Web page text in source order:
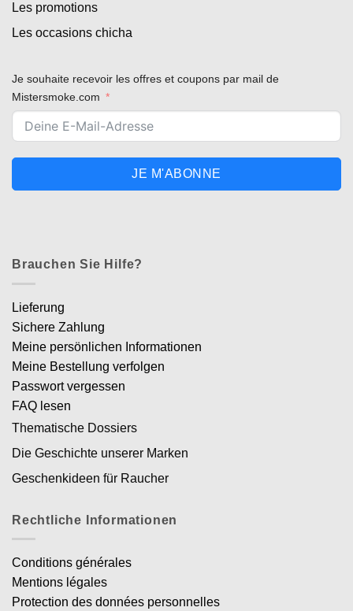
Les promotions
Les occasions chicha
Je souhaite recevoir les offres et coupons par mail de
Mistersmoke.com
JE M'ABONNE
Brauchen Sie Hilfe?
Lieferung
Sichere Zahlung
Meine persönlichen Informationen
Meine Bestellung verfolgen
Passwort vergessen
FAQ lesen
Thematische Dossiers
Die Geschichte unserer Marken
Geschenkideen für Raucher
Rechtliche Informationen
Conditions générales
Mentions légales
Protection des données personnelles